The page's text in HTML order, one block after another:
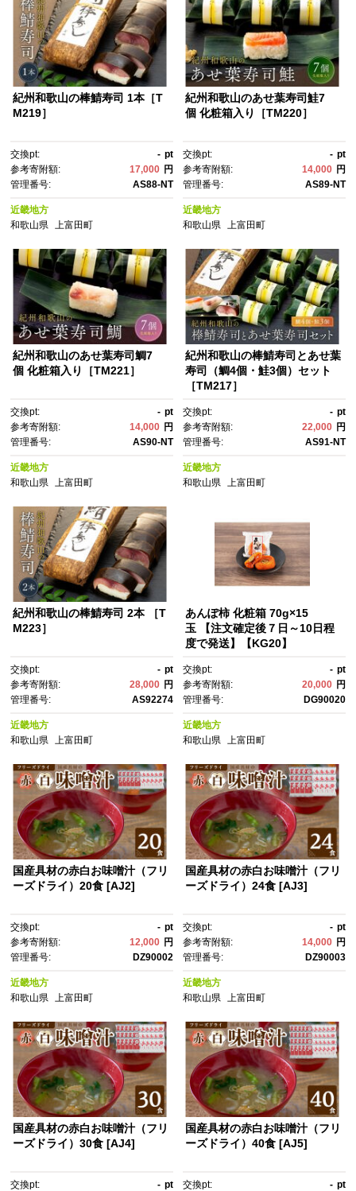
紀州和歌山の棒鯖寿司 1本［T
M219］
交換pt: - pt
参考寄附額:
17,000 円
管理番号:
AS88-NT
近畿地方
和歌山県
上富田町
紀州和歌山のあせ葉寿司鮭7
個 化粧箱入り［TM220］
交換pt: - pt
参考寄附額:
14,000 円
管理番号:
AS89-NT
近畿地方
和歌山県 上富田町
紀州和歌山のあせ葉寿司鯛7
個 化粧箱入り［TM221］
交換pt: - pt
参考寄附額:
14,000 円
管理番号:
AS90-NT
近畿地方
和歌山県
上富田町
紀州和歌山の棒鯖寿司とあせ葉
寿司（鯛4個・鮭3個）セット
［TM217］
交換pt: - pt
参考寄附額:
22,000 円
管理番号:
AS91-NT
近畿地方
和歌山県 上富田町
紀州和歌山の棒鯖寿司 2本 ［T
M223］
交換pt: - pt
参考寄附額:
28,000 円
管理番号:
AS92274
近畿地方
和歌山県
上富田町
あんぽ柿 化粧箱 70g×15
玉 【注文確定後７日～10日程
度で発送】【KG20】
交換pt: - pt
参考寄附額:
20,000 円
管理番号:
DG90020
近畿地方
和歌山県 上富田町
国産具材の赤白お味噌汁（フリ
ーズドライ）20食 [AJ2]
交換pt: - pt
参考寄附額:
12,000 円
管理番号:
DZ90002
近畿地方
和歌山県
上富田町
国産具材の赤白お味噌汁（フリ
ーズドライ）24食 [AJ3]
交換pt: - pt
参考寄附額:
14,000 円
管理番号:
DZ90003
近畿地方
和歌山県 上富田町
国産具材の赤白お味噌汁（フリ
ーズドライ）30食 [AJ4]
交換pt: - pt
国産具材の赤白お味噌汁（フリ
ーズドライ）40食 [AJ5]
交換pt: - pt